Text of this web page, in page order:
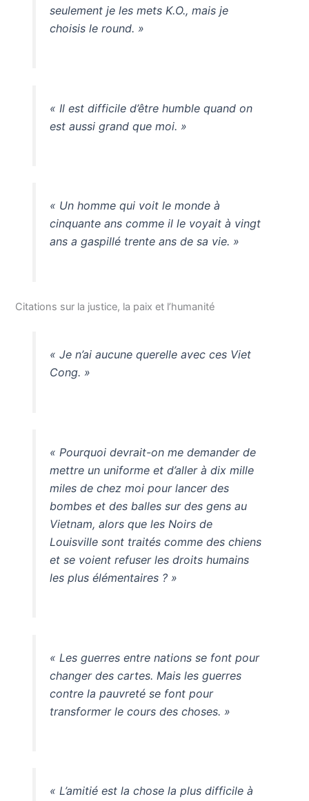
seulement je les mets K.O., mais je
choisis le round. »
« Il est difficile d’être humble quand on
est aussi grand que moi. »
« Un homme qui voit le monde à
cinquante ans comme il le voyait à vingt
ans a gaspillé trente ans de sa vie. »
Citations sur la justice, la paix et l’humanité
« Je n’ai aucune querelle avec ces Viet
Cong. »
« Pourquoi devrait-on me demander de
mettre un uniforme et d’aller à dix mille
miles de chez moi pour lancer des
bombes et des balles sur des gens au
Vietnam, alors que les Noirs de
Louisville sont traités comme des chiens
et se voient refuser les droits humains
les plus élémentaires ? »
« Les guerres entre nations se font pour
changer des cartes. Mais les guerres
contre la pauvreté se font pour
transformer le cours des choses. »
« L’amitié est la chose la plus difficile à